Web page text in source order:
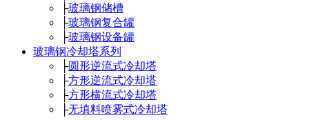
├玻璃钢储槽
├玻璃钢复合罐
├玻璃钢设备罐
玻璃钢冷却塔系列
├圆形逆流式冷却塔
├方形逆流式冷却塔
├方形横流式冷却塔
├无填料喷雾式冷却塔